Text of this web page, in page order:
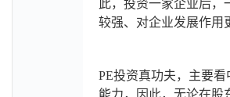
此，投资一家企业后，
较强、对企业发展作用
PE投资真功夫，主要看
能力，因此，无论在股